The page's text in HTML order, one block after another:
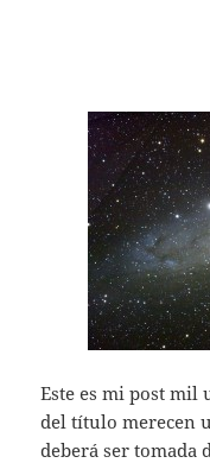
Este es mi post mil
del título merecen
deberá ser tomada